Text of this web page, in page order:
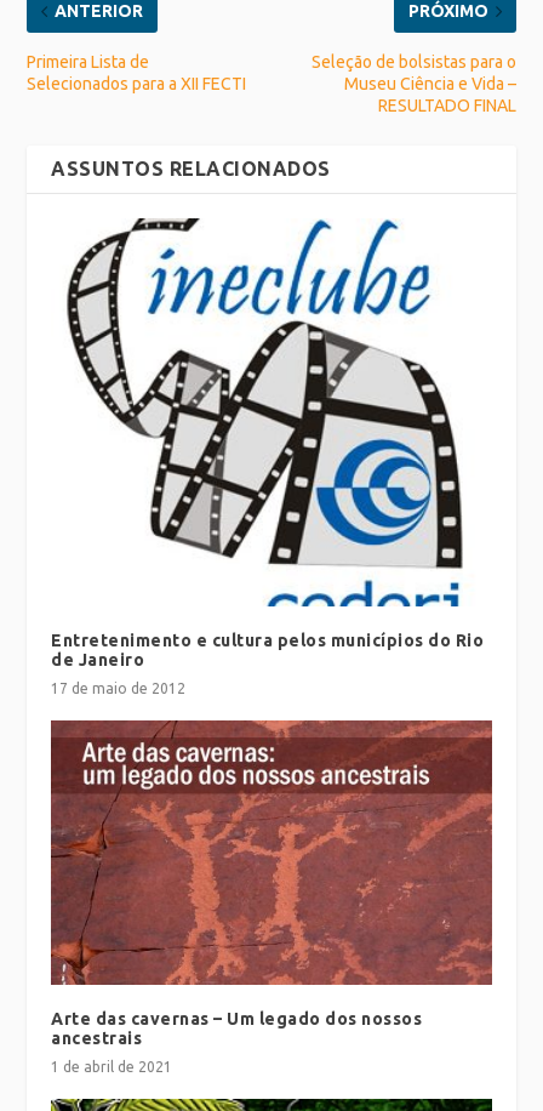
ANTERIOR
Primeira Lista de
Selecionados para a XII FECTI
PRÓXIMO
Seleção de bolsistas para o
Museu Ciência e Vida –
RESULTADO FINAL
ASSUNTOS RELACIONADOS
Entretenimento e cultura pelos municípios do Rio
de Janeiro
17 de maio de 2012
Arte das cavernas – Um legado dos nossos
ancestrais
1 de abril de 2021